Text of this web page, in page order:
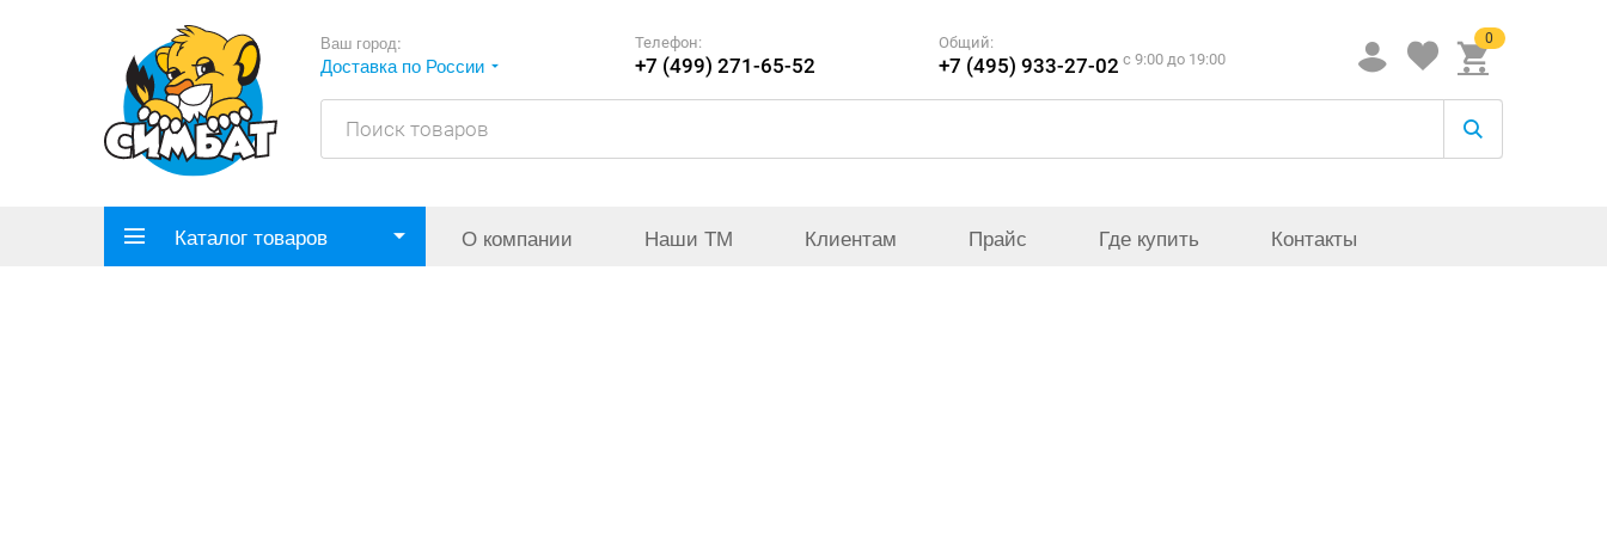
Ваш город:
Доставка по России
Телефон:
+7 (499) 271-65-52
Общий:
+7 (495) 933-27-02 c 9:00 до 19:00
0
Каталог товаров О компании Наши ТМ Клиентам Прайс Где купить Контакты